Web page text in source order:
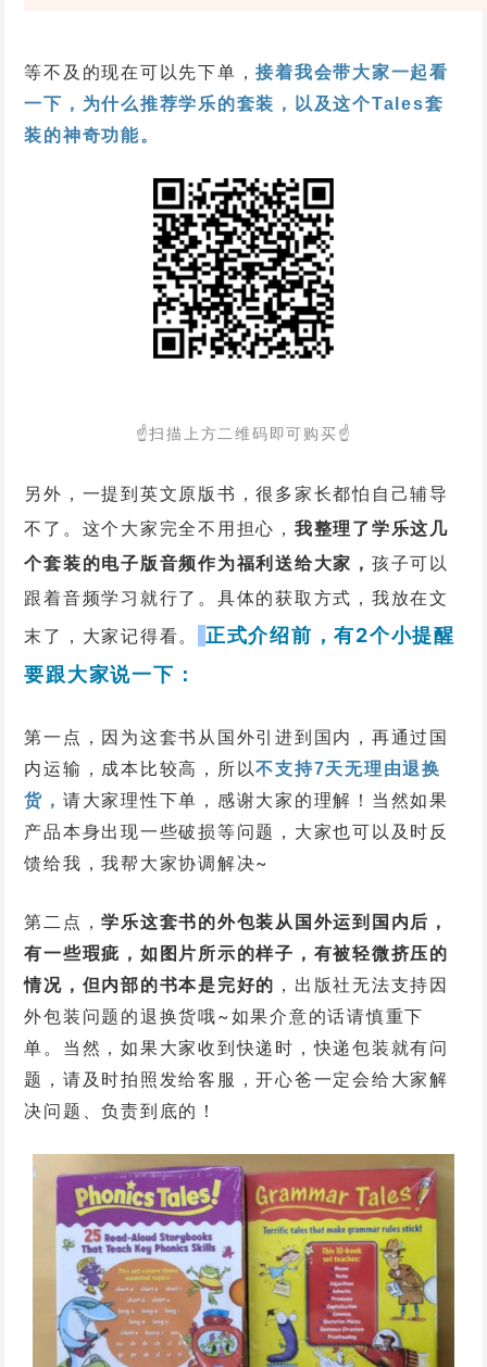
等不及的现在可以先下单，接着我会带大家一起看
一下，为什么推荐学乐的套装，以及这个Tales套
装的神奇功能。
☝扫描上方二维码 即可购买☝
另外，一提到英文原版书，很多家长都怕自己辅导
不了。这个大家完全不用担心， 我整理了学乐这几
个套装的电子版音频作为福利送给大家， 孩子可以
跟着音频学习就行了。具体的获取方式，我放在文
末了，大家记得看。
正式介绍前，有2个小提醒
要跟大家说一下：
第一点，因为这套书从国外引进到国内，再通过国
内运输，成本比较高，所以不支持7天无理由退换
货， 请大家理性下单，感谢大家的理解！当然如果
产品本身出现一些破损等问题，大家也可以及时反
馈给我，我帮大家协调解决~
第二点，学乐这套书的外包装从国外运到国内后，
有一些瑕疵，如图片所示的样子，有被轻微挤压的
情况，但内部的书本是完好的 ，出版社无法支持因
外包装问题的退换货哦~ 如果介意的话请慎重下
单 。当然，如果大家收到快递时，快递包装就有问
题，请及时拍照发给客服，开心爸一定会给大家解
决问题、负责到底的！